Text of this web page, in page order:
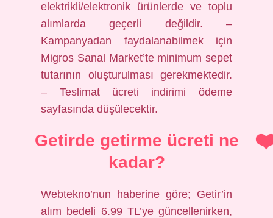
elektrikli/elektronik ürünlerde ve toplu
alımlarda geçerli değildir. –
Kampanyadan faydalanabilmek için
Migros Sanal Market’te minimum sepet
tutarının oluşturulması gerekmektedir.
– Teslimat ücreti indirimi ödeme
sayfasında düşülecektir.
Getirde getirme ücreti ne
kadar?
Webtekno’nun haberine göre; Getir’in
alım bedeli 6.99 TL’ye güncellenirken,